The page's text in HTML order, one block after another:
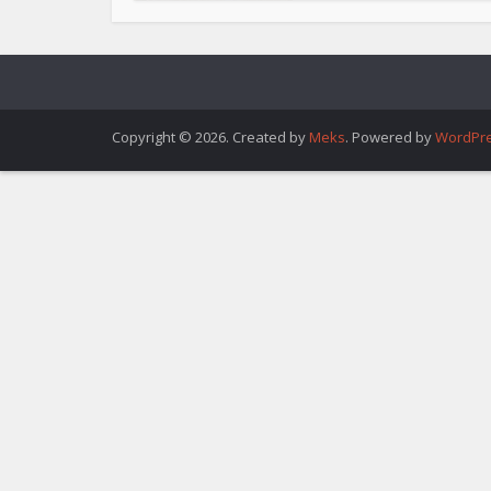
Copyright © 2026. Created by Meks. Powered by